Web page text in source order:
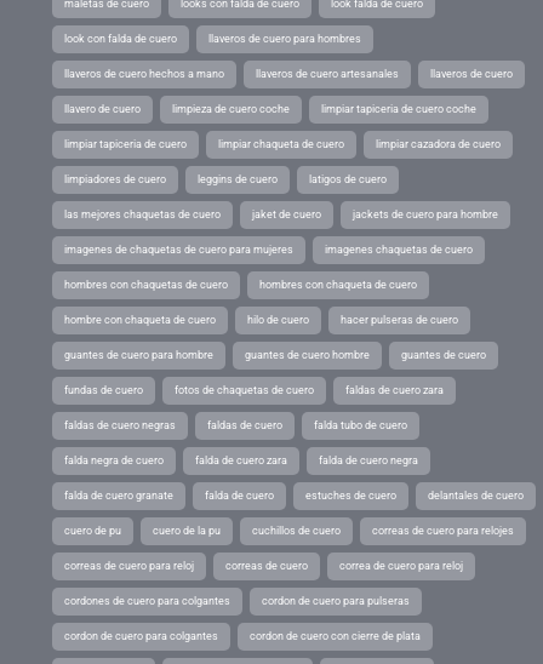
maletas de cuero looks con falda de cuero look falda de cuero
look con falda de cuero llaveros de cuero para hombres
llaveros de cuero hechos a mano llaveros de cuero artesanales llaveros de cuero
llavero de cuero limpieza de cuero coche limpiar tapiceria de cuero coche
limpiar tapiceria de cuero limpiar chaqueta de cuero limpiar cazadora de cuero
limpiadores de cuero leggins de cuero latigos de cuero
las mejores chaquetas de cuero jaket de cuero jackets de cuero para hombre
imagenes de chaquetas de cuero para mujeres imagenes chaquetas de cuero
hombres con chaquetas de cuero hombres con chaqueta de cuero
hombre con chaqueta de cuero hilo de cuero hacer pulseras de cuero
guantes de cuero para hombre guantes de cuero hombre guantes de cuero
fundas de cuero fotos de chaquetas de cuero faldas de cuero zara
faldas de cuero negras faldas de cuero falda tubo de cuero
falda negra de cuero falda de cuero zara falda de cuero negra
falda de cuero granate falda de cuero estuches de cuero delantales de cuero
cuero de pu cuero de la pu cuchillos de cuero correas de cuero para relojes
correas de cuero para reloj correas de cuero correa de cuero para reloj
cordones de cuero para colgantes cordon de cuero para pulseras
cordon de cuero para colgantes cordon de cuero con cierre de plata